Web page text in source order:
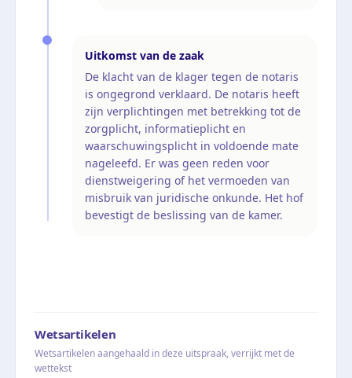
Uitkomst van de zaak
De klacht van de klager tegen de notaris
is ongegrond verklaard. De notaris heeft
zijn verplichtingen met betrekking tot de
zorgplicht, informatieplicht en
waarschuwingsplicht in voldoende mate
nageleefd. Er was geen reden voor
dienstweigering of het vermoeden van
misbruik van juridische onkunde. Het hof
bevestigt de beslissing van de kamer.
Wetsartikelen
Wetsartikelen aangehaald in deze uitspraak, verrijkt met de
wettekst